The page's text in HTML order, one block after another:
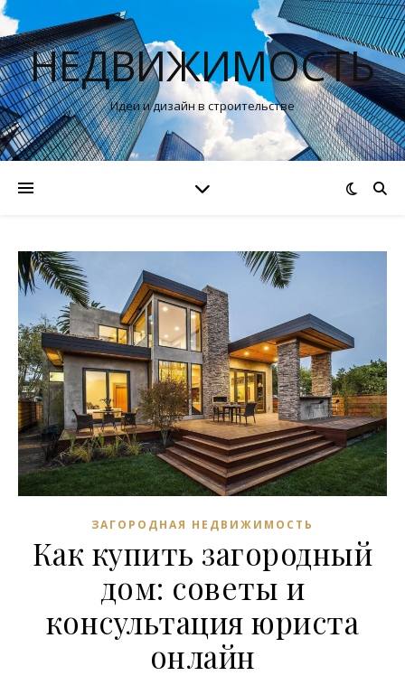
НЕДВИЖИМОСТЬ
Идеи и дизайн в строительстве
ЗАГОРОДНАЯ НЕДВИЖИМОСТЬ
Как купить загородный
дом: советы и
консультация юриста
онлайн